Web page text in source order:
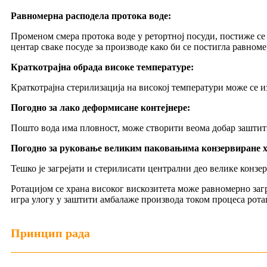
Равномерна расподела протока воде:
Променом смера протока воде у ретортној посуди, постиже
центар сваке посуде за производе како би се постигла
Краткотрајна обрада високе температуре:
Краткотрајна стерилизација на високој температури може
Погодно за лако деформисане контејнере:
Пошто вода има пловност, може створити веома добар
Погодно за руковање великим паковањима конзервиране
Тешко је загрејати и стерилисати централни део велике
Ротацијом се храна високог вискозитета може равномерно
игра улогу у заштити амбалаже производа током процеса
Принцип рада